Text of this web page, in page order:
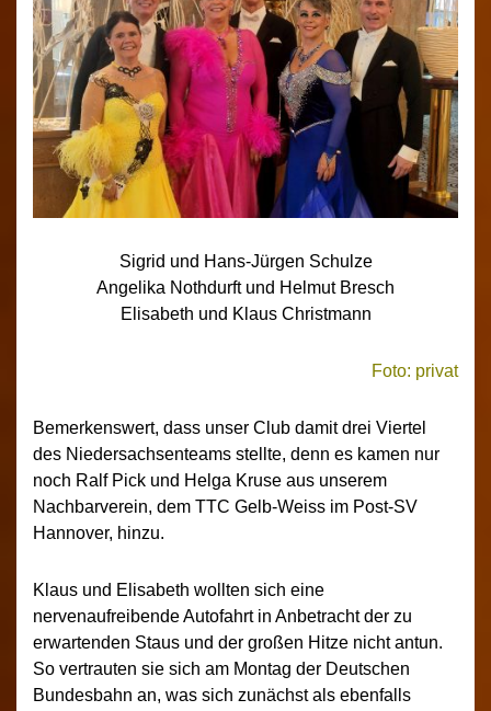
Sigrid und Hans-Jürgen Schulze
Angelika Nothdurft und Helmut Bresch
Elisabeth und Klaus Christmann
Foto: privat
Bemerkenswert, dass unser Club damit drei Viertel
des Niedersachsenteams stellte, denn es kamen nur
noch Ralf Pick und Helga Kruse aus unserem
Nachbarverein, dem TTC Gelb-Weiss im Post-SV
Hannover, hinzu.
Klaus und Elisabeth wollten sich eine
nervenaufreibende Autofahrt in Anbetracht der zu
erwartenden Staus und der großen Hitze nicht antun.
So vertrauten sie sich am Montag der Deutschen
Bundesbahn an, was sich zunächst als ebenfalls